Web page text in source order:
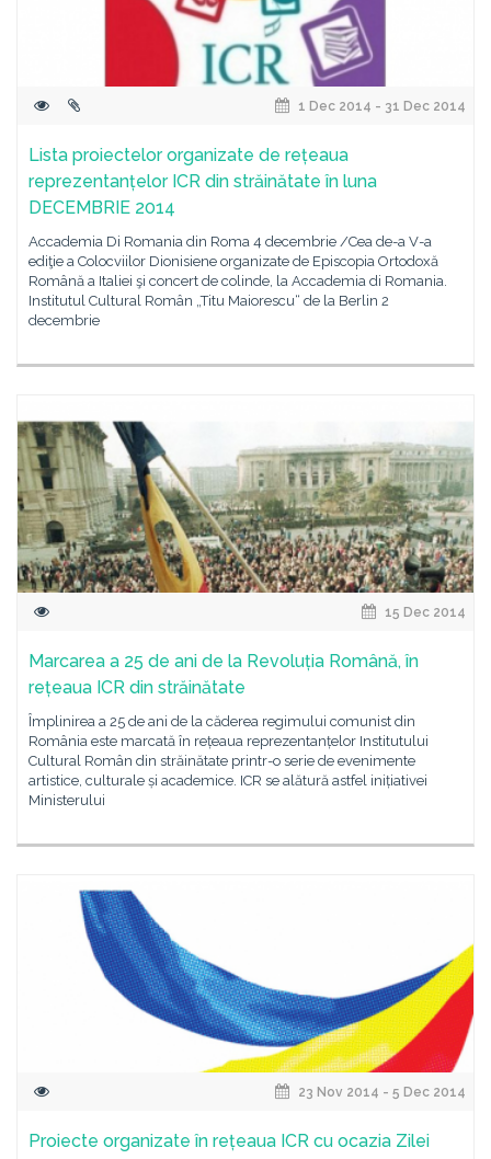
1 Dec 2014 - 31 Dec 2014
Lista proiectelor organizate de rețeaua
reprezentanțelor ICR din străinătate în luna
DECEMBRIE 2014
Accademia Di Romania din Roma 4 decembrie /Cea de-a V-a
ediţie a Colocviilor Dionisiene organizate de Episcopia Ortodoxă
Română a Italiei şi concert de colinde, la Accademia di Romania.
Institutul Cultural Român „Titu Maiorescu“ de la Berlin 2
decembrie
15 Dec 2014
Marcarea a 25 de ani de la Revoluția Română, în
rețeaua ICR din străinătate
Împlinirea a 25 de ani de la căderea regimului comunist din
România este marcată în rețeaua reprezentanțelor Institutului
Cultural Român din străinătate printr-o serie de evenimente
artistice, culturale și academice. ICR se alătură astfel inițiativei
Ministerului
23 Nov 2014 - 5 Dec 2014
Proiecte organizate în rețeaua ICR cu ocazia Zilei